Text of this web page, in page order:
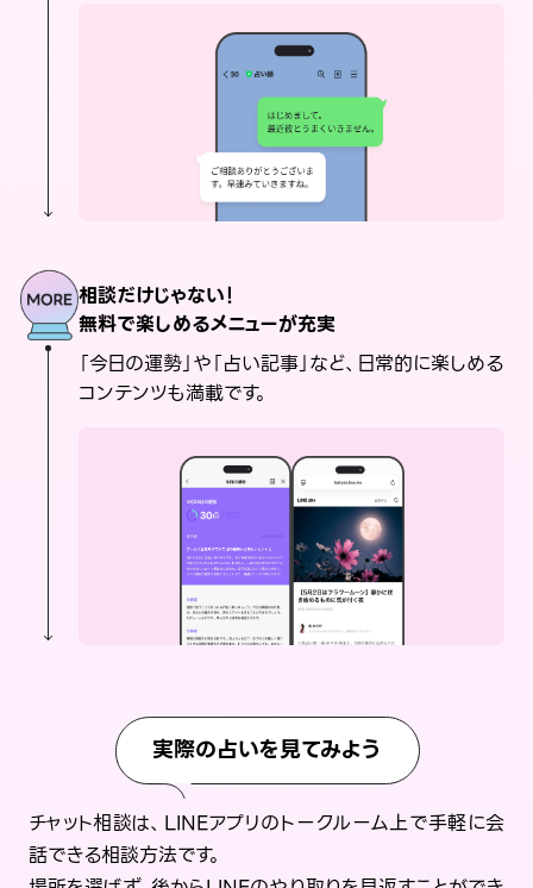
相談だけじゃない！
無料で楽しめるメニューが充実
「今日の運勢」や「占い記事」など、日常的に楽しめる
コンテンツも満載です。
実際の占いを見てみよう
チャット相談は、LINEアプリのトークルーム上で手軽に会
話できる相談方法です。